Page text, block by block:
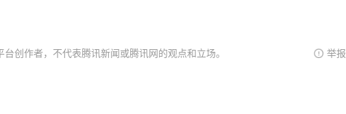
创作者，不代表腾讯新闻或腾讯网的观点和立场。 举报